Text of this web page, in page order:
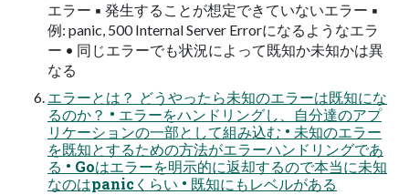
エラー ▪ 発生することが想定できていないエラー ▪
例: panic, 500 Internal Server Errorになるようなエラ
ー • 同じエラーでも状況によって既知か未知かは異
なる
エラーとは？ どうやったら未知のエラーは既知にな
るのか？ • エラーをハンドリングし、自分達のアプ
リケーションの一部として組み込む • 未知のエラー
を既知とするための方法がエラーハンドリングであ
る • Goはエラーを明示的に返却するので本当に未知
なのはpanicくらい • 既知にもレベルがある